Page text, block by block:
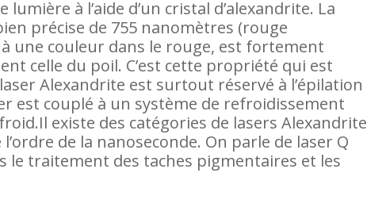
à l’aide d’un cristal d’alexandrite. La
précise de 755 nanomètres (rouge
une couleur dans le rouge, est fortement
celle du poil. C’est cette propriété qui est
Alexandrite est surtout réservé à l’épilation
est couplé à un système de refroidissement
existe des catégories de lasers Alexandrite
de la nanoseconde. On parle de laser Q
le traitement des taches pigmentaires et les